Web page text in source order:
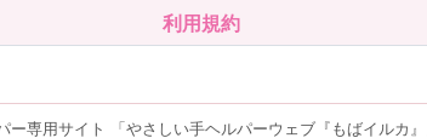
利用規約
専用サイト 「やさしい手ヘルパーウェブ『もばイルカ